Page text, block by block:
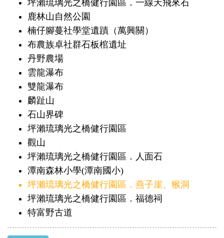
坪瀨琉璃光之橋健行園區．一線天飛來石
鹿林山自然公園
楠仔腳蔓社學堂遺蹟（萬興關）
布農族卓社群石板棺遺址
丹野農場
雲龍瀑布
雙龍瀑布
麟趾山
石山界碑
坪瀨琉璃光之橋健行園區
觀山
坪瀨琉璃光之橋健行園區．人面石
潭南森林小學(潭南國小)
坪瀨琉璃光之橋健行園區．燕子崖、猴洞
坪瀨琉璃光之橋健行園區．福德祠
特富野古道